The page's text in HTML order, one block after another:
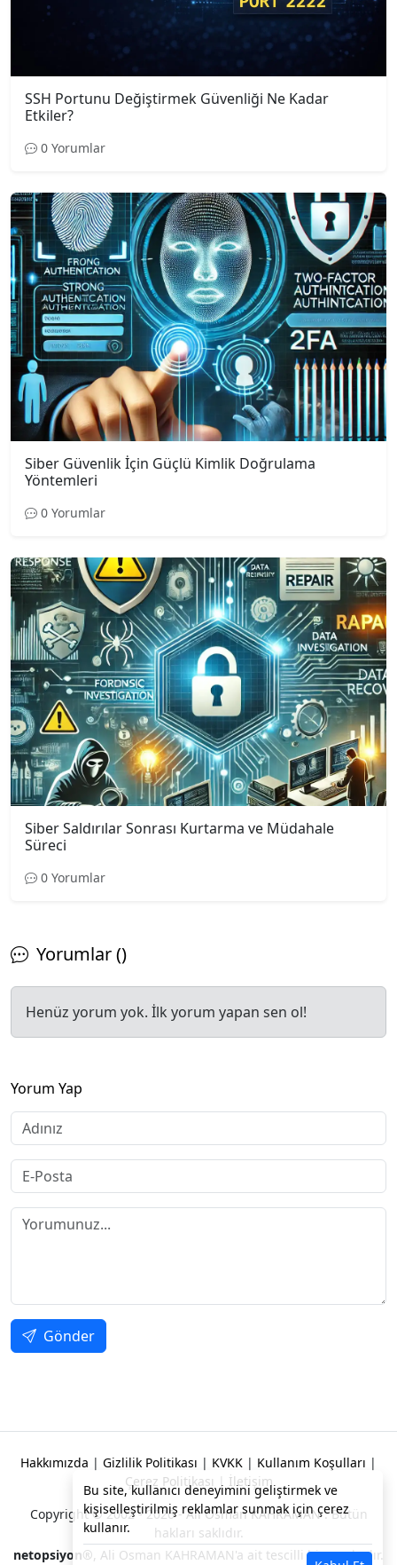
SSH Portunu Değiştirmek Güvenliği Ne Kadar
Etkiler?
0 Yorumlar
Siber Güvenlik İçin Güçlü Kimlik Doğrulama
Yöntemleri
0 Yorumlar
Siber Saldırılar Sonrası Kurtarma ve Müdahale
Süreci
0 Yorumlar
Yorumlar ()
Henüz yorum yok. İlk yorum yapan sen ol!
Yorum Yap
Gönder
Hakkımızda | Gizlilik Politikası | KVKK | Kullanım Koşulları |
Çerez Politikası | İletişim
Copyright © 2002 - 2026 -Ali Osman KAHRAMAN. Bütün
hakları saklıdır.
netopsiyon®, Ali Osman KAHRAMAN'a ait tescilli bir markadır.
Bu site, kullanıcı deneyimini geliştirmek ve
kişiselleştirilmiş reklamlar sunmak için çerez
kullanır.